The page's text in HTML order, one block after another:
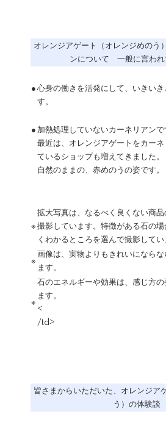
オレンジアゲート（オレンジめのう
ンについて 一般に言われ
● 心身の働きを活発にして、いきいき
す。
● 加熱処理していないカーネリアンで
最近は、オレンジアゲートをカー
ているショップも増えてきました。
自然のままの、赤めのうの姿です。
※
拡大写真は、なるべく良くない商
撮影しています。特徴がある石の場
くわかるところを選んで撮影してい
※
画像は、実物よりもきれいになら
ます。
※
石のエネルギーや効果は、感じ方の
ます。
<
/td>
皆さまからいただいた、オレンジア
う）の体験談